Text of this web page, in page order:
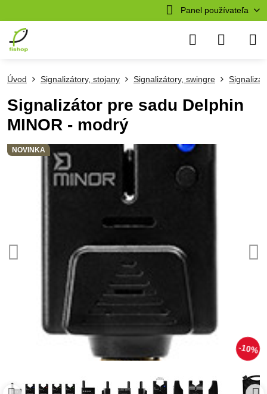
Panel používateľa
NOVINKA
10%
Úvod Signalizátory, stojany Signalizátory, swingre
Signalizátor pre sadu Delphin
MINOR - modrý